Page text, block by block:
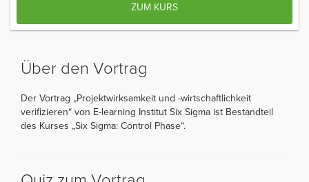
ZUM KURS
Über den Vortrag
Der Vortrag „Projektwirksamkeit und -wirtschaftlichkeit
verifizieren“ von E-learning Institut Six Sigma ist Bestandteil
des Kurses „Six Sigma: Control Phase“.